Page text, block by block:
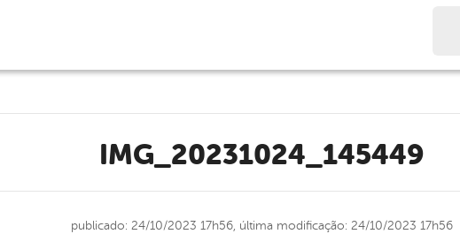
IMG_20231024_145449
publicado: 24/10/2023 17h56, última modificação: 24/10/2023 17h56